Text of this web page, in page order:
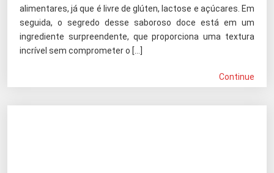
alimentares, já que é livre de glúten, lactose e açúcares. Em
seguida, o segredo desse saboroso doce está em um
ingrediente surpreendente, que proporciona uma textura
incrível sem comprometer o […]
Continue